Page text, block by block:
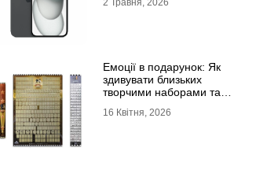
2 Травня, 2026
Емоції в подарунок: Як
здивувати близьких
творчими наборами та
16 Квітня, 2026